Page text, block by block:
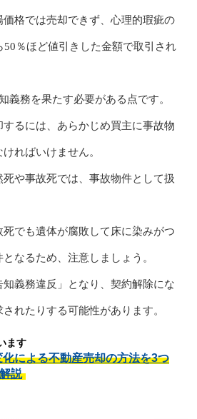
格では売却できず、心理的瑕疵の
50％ほど値引きした金額で取引され
義務を果たす必要がある点です。
るには、あらかじめ買主に事故物
ればいけません。
や事故死では、事故物件として扱
でも遺体が腐敗して床に染みがつ
なるため、注意しましょう。
義務違反」となり、契約解除にな
れたりする可能性があります。
ます
による不動産売却の方法を3つ
説